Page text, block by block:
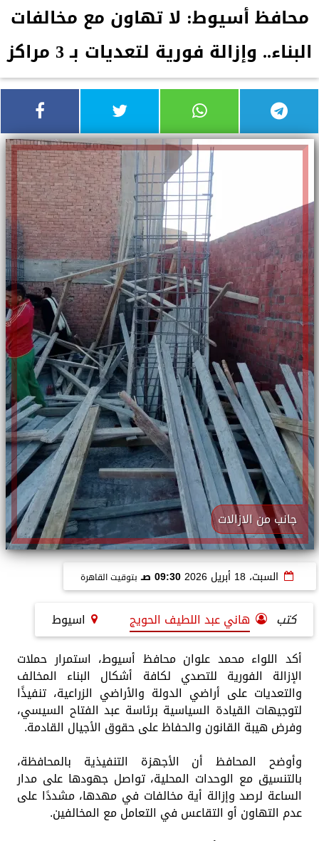
محافظ أسيوط: لا تهاون مع مخالفات
البناء.. وإزالة فورية لتعديات بـ 3 مراكز
جانب من الازالات
السبت، 18 أبريل 2026 09:30 صـ بتوقيت القاهرة
كتب هاني عبد اللطيف الحويج
اسيوط
أكد اللواء محمد علوان محافظ أسيوط، استمرار حملات
الإزالة الفورية للتصدي لكافة أشكال البناء المخالف
والتعديات على أراضي الدولة والأراضي الزراعية، تنفيذًا
لتوجيهات القيادة السياسية برئاسة عبد الفتاح السيسي،
وفرض هيبة القانون والحفاظ على حقوق الأجيال القادمة.
وأوضح المحافظ أن الأجهزة التنفيذية بالمحافظة،
بالتنسيق مع الوحدات المحلية، تواصل جهودها على مدار
الساعة لرصد وإزالة أية مخالفات في مهدها، مشددًا على
عدم التهاون أو التقاعس في التعامل مع المخالفين.